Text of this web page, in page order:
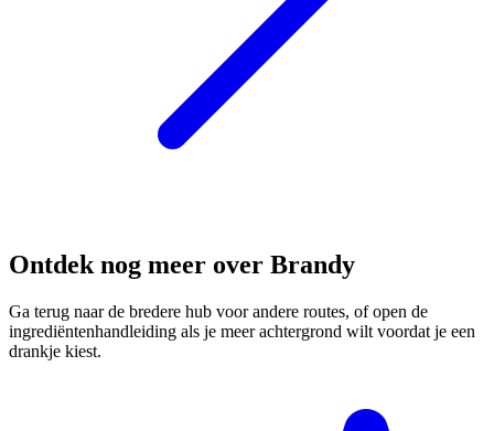
Ontdek nog meer over Brandy
Ga terug naar de bredere hub voor andere routes, of open de
ingrediëntenhandleiding als je meer achtergrond wilt voordat je een
drankje kiest.